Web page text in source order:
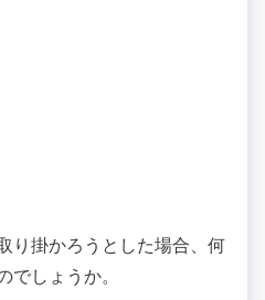
り掛かろうとした場合、何
でしょうか。